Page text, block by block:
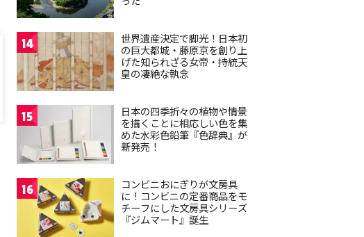
14
世界遺産決定で脚光！日本初
の巨大都城・藤原京を創り上
げた知られざる女帝・持統天
皇の凄絶な執念
15
日本の四季折々の植物や情景
を描くことに相応しい色を集
めた水彩色鉛筆『色辞典』が
新発売！
16
コンビニおにぎりが文房具
に！コンビニの定番商品をモ
チーフにした文房具シリーズ
『ジムマート』誕生